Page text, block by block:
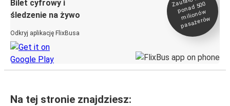
Bilet cyfrowy i
śledzenie na żywo
Odkryj aplikację FlixBusa
ponad 500
w
w
Na tej stronie znajdziesz: